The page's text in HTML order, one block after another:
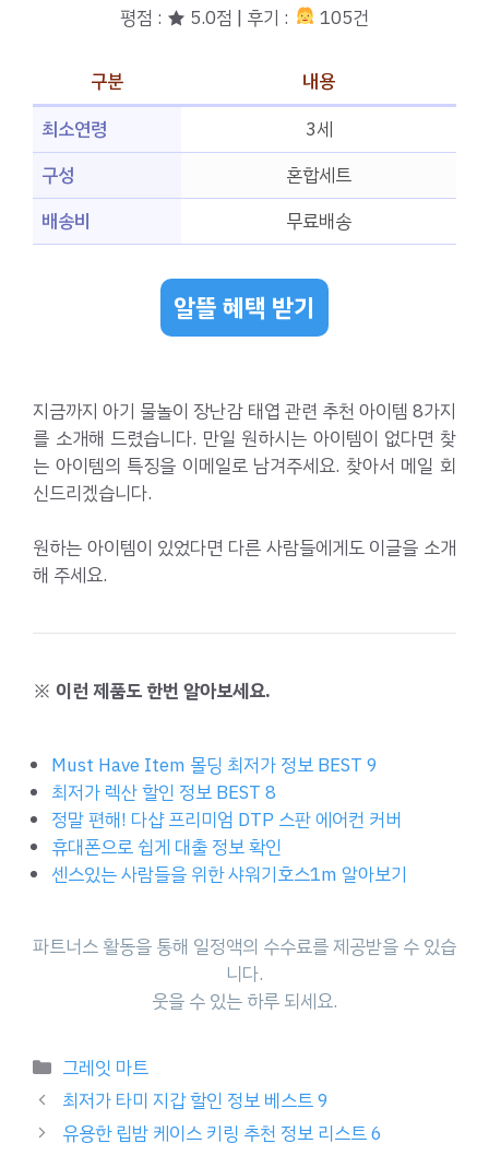
평점 : ★ 5.0점 | 후기 : 105건
구분
내용
최소연령
3세
구성
혼합세트
배송비
무료배송
알뜰 혜택 받기
지금까지 아기 물놀이 장난감 태엽 관련 추천 아이템 8가지
를 소개해 드렸습니다. 만일 원하시는 아이템이 없다면 찾
는 아이템의 특징을 이메일로 남겨주세요. 찾아서 메일 회
신드리겠습니다.
원하는 아이템이 있었다면 다른 사람들에게도 이글을 소개
해 주세요.
※ 이런 제품도 한번 알아보세요.
Must Have Item 몰딩 최저가 정보 BEST 9
최저가 렉산 할인 정보 BEST 8
정말 편해! 다샵 프리미엄 DTP 스판 에어컨 커버
휴대폰으로 쉽게 대출 정보 확인
센스있는 사람들을 위한 샤워기호스1m 알아보기
파트너스 활동을 통해 일정액의 수수료를 제공받을 수 있습
니다.
웃을 수 있는 하루 되세요.
Categories
그레잇 마트
최저가 타미 지갑 할인 정보 베스트 9
유용한 립밤 케이스 키링 추천 정보 리스트 6